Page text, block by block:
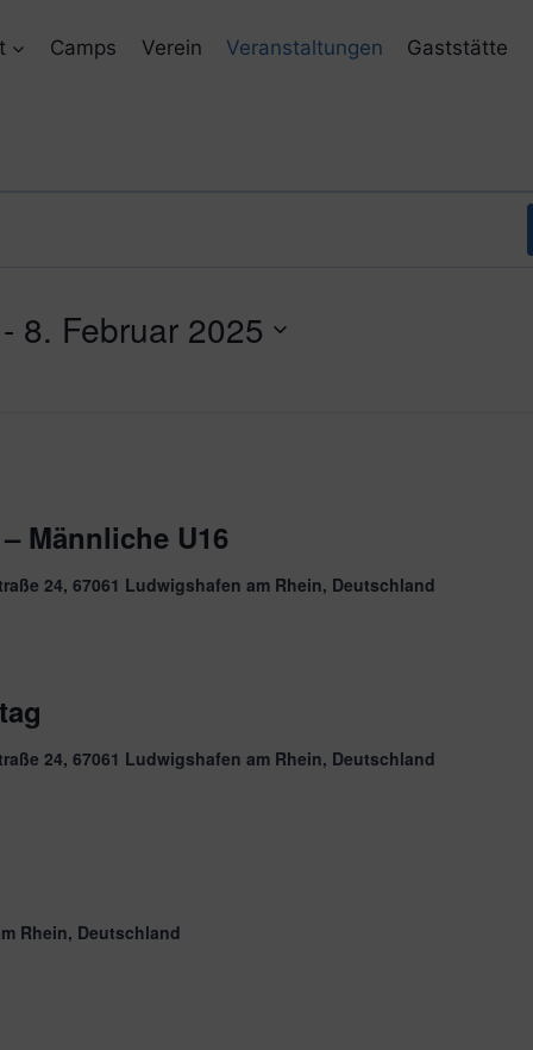
Camps Verein Veranstaltungen Gaststätte
- 8. Februar 2025
Männliche U16
24, 67061 Ludwigshafen am Rhein, Deutschland
24, 67061 Ludwigshafen am Rhein, Deutschland
Rhein, Deutschland